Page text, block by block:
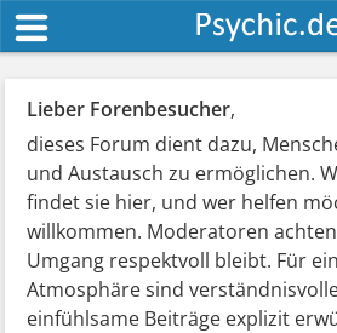
Lieber Forenbesucher,
dieses Forum dient dazu,
und Austausch zu ermöglichen.
findet sie hier, und wer helfen
willkommen. Moderatoren
Umgang respektvoll bleibt. Für
Atmosphäre sind
einfühlsame Beiträge explizit